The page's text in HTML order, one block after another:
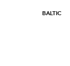
BALTIC